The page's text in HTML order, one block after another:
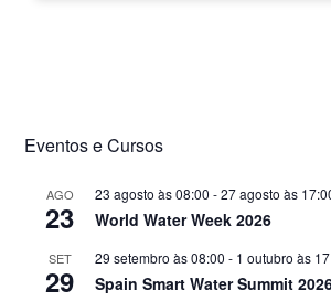
Eventos e Cursos
AGO
23
23 agosto às 08:00 -27 agosto às
World Water Week 2026
SET
29
29 setembro às 08:00 - 1 outubro às
Spain Smart Water Summit